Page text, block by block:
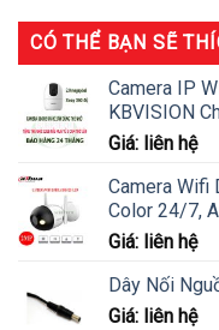
CÓ THỂ BẠN SẼ
Camera IP
KBVISION
Giá: liên hệ
Camera Wifi
Color 24/7,
Giá: liên hệ
Dây Nối
Giá: liên hệ